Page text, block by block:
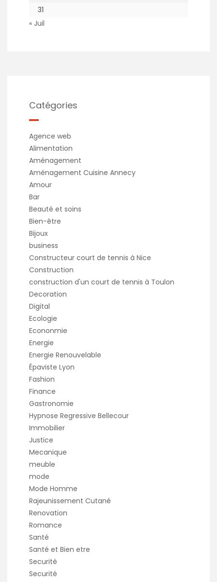
31
« Juil
Catégories
Agence web
Alimentation
Aménagement
Aménagement Cuisine Annecy
Amour
Bar
Beauté et soins
Bien-être
Bijoux
business
Constructeur court de tennis à Nice
Construction
construction d'un court de tennis à Toulon
Decoration
Digital
Ecologie
Econonmie
Energie
Energie Renouvelable
Épaviste Lyon
Fashion
Finance
Gastronomie
Hypnose Regressive Bellecour
Immobilier
Justice
Mecanique
meuble
mode
Mode Homme
Rajeunissement Cutané
Renovation
Romance
Santé
Santé et Bien etre
Securité
Securité